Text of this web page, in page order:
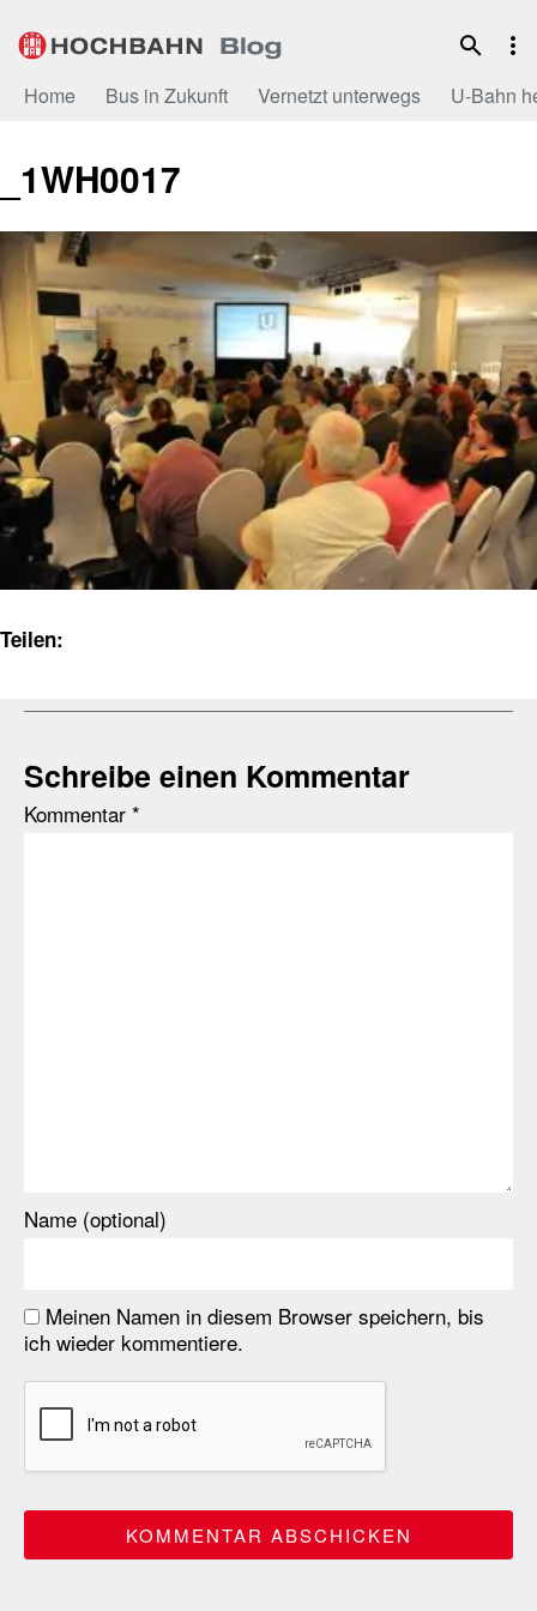
Inhalt
Home Bus in Zukunft Vernetzt unterwegs U-Bahn
_1WH0017
Teilen:
Schreibe einen Kommentar
Kommentar *
Name (optional)
Meinen Namen in diesem Browser speichern, bis
ich wieder kommentiere.